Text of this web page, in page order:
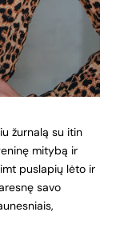
žurnalą su itin
mitybą ir
puslapių lėto ir
savo